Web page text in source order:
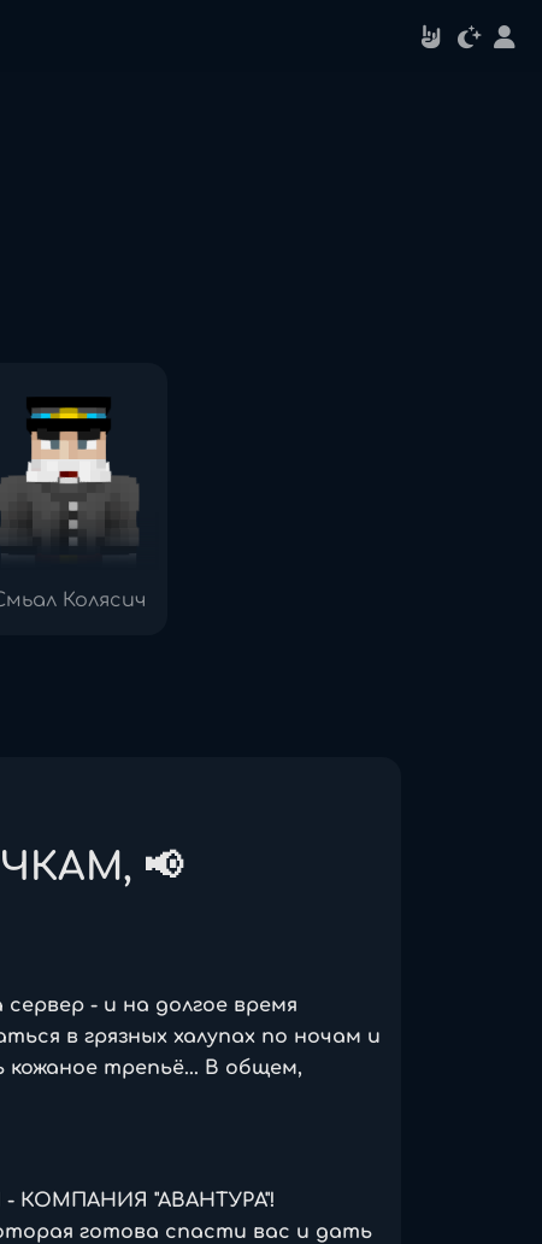
Колясич
📢
- и на долгое время
в грязных халупах по ночам и
трепьё... В общем,
КОМПАНИЯ "АВАНТУРА"!
готова спасти ваc и дать